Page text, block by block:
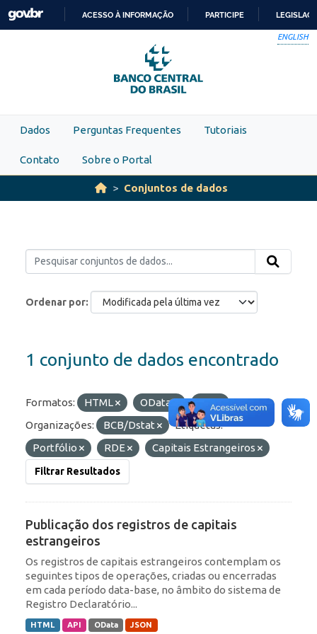
Skip to main content
PARA
O
CONTEÚDO
ACESSO À INFORMAÇÃO PARTICIPE
ENGLISH
Dados Perguntas Frequentes Tutoriais
Contato Sobre o Portal
Conjuntos de dados
Ordenar por
1 conjunto de dados encontrado
Formatos: HTML OData
API
Organizações:
BCB/Dstat
Etiquetas:
Portfólio
RDE Capitais Estrangeiros
Filtrar Resultados
Publicação dos registros de capitais
estrangeiros
Os registros de capitais estrangeiros contemplam os
seguintes tipos de operações, criadas ou encerradas
em cada período data-base, no âmbito do sistema de
Registro Declaratório...
HTML API OData JSON